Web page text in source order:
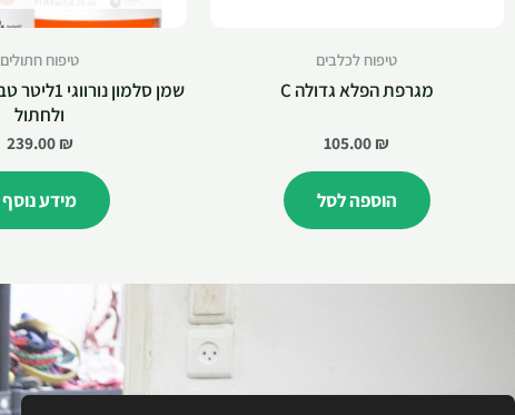
טיפוח לכלבים
מגרפת הפלא גדולה C
105.00 ₪
הוספה לסל
טיפוח חתולים
ולחתול
239.00 ₪
מידע נוסף